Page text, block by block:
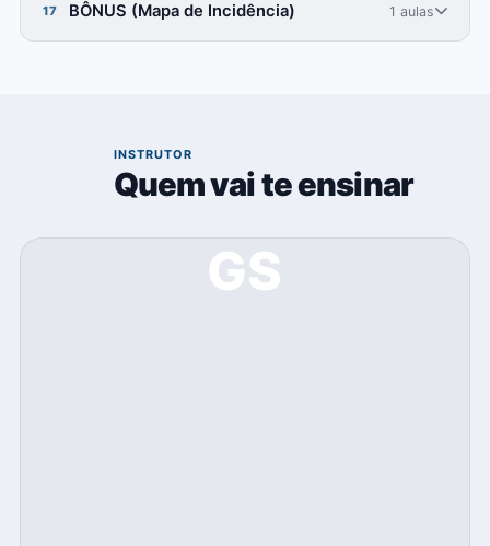
INSTRUTOR
Quem vai te ensinar
GS
17 BÔNUS (Mapa de Incidência) 1 aulas